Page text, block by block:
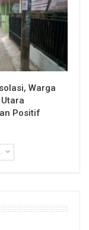
Warga
Positif